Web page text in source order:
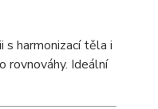
s harmonizací těla i
rovnováhy. Ideální